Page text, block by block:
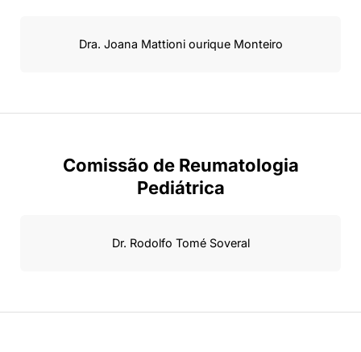
Dra. Joana Mattioni ourique Monteiro
Comissão de Reumatologia
Pediátrica
Dr. Rodolfo Tomé Soveral